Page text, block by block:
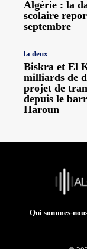
Algérie : la
scolaire
septembre
la deux
Biskra et El
milliards de
projet de
depuis le
Haroun
Qui sommes-